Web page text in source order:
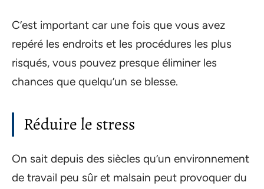
C’est important car une fois que vous avez
repéré les endroits et les procédures les plus
risqués, vous pouvez presque éliminer les
chances que quelqu’un se blesse.
Réduire le stress
On sait depuis des siècles qu’un environnement
de travail peu sûr et malsain peut provoquer du